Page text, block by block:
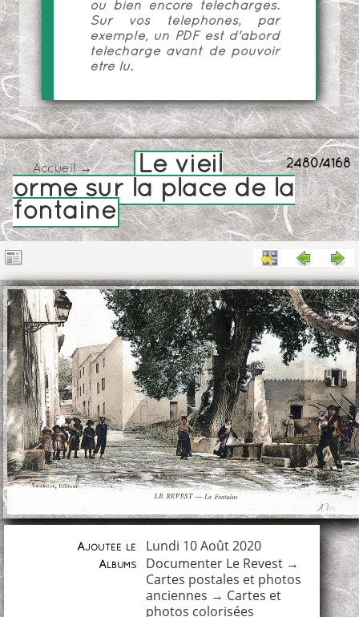
ou bien encore téléchargés.
Sur vos téléphones, par
exemple, un PDF est d'abord
téléchargé avant de pouvoir
être lu.
2480/4168
Accueil→
Le vieil
orme sur la place de la
fontaine
Ajoutée le Lundi 10 Août 2020
Albums Documenter Le Revest→
Cartes postales et photos
anciennes → Cartes et
photos colorisées